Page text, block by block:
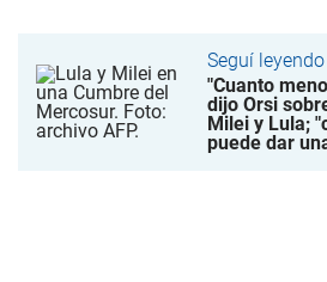
Seguí leyendo
"Cuanto
dijo Orsi
Milei y Lula;
puede dar